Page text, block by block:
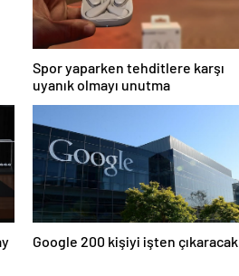
Spor yaparken tehditlere karşı
uyanık olmayı unutma
Google 200 kişiyi işten çıkaracak